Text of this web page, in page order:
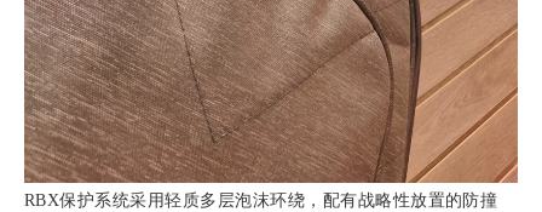
RBX保护系统采用轻质多层泡沫环绕，配有战略性放置的防撞